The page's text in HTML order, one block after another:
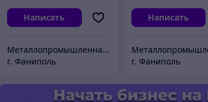
Написать
Металлопромышленная компания
г. Фаниполь
Написать
г. Фаниполь